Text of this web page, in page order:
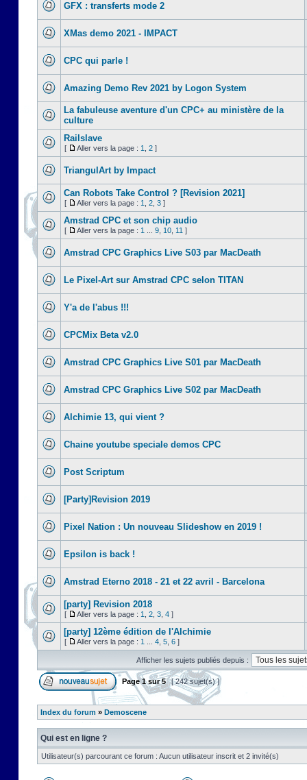
GFX : transferts mode 2
XMas demo 2021 - IMPACT
CPC qui parle !
Amazing Demo Rev 2021 by Logon System
La fabuleuse aventure d'un CPC+ au ministère de la
culture
Railslave
[ Aller vers la page : 1 2 ]
TriangulArt by Impact
Can Robots Take Control ? [Revision 2021]
[ Aller vers la page : 1 2 3 ]
Amstrad CPC et son chip audio
[ Aller vers la page : 1 9 10 11 ]
Amstrad CPC Graphics Live S03 par MacDeath
Le Pixel-Art sur Amstrad CPC selon TITAN
Y'a de l'abus !!!
CPCMix Beta v2.0
Amstrad CPC Graphics Live S01 par MacDeath
Amstrad CPC Graphics Live S02 par MacDeath
Alchimie 13, qui vient ?
Chaine youtube speciale demos CPC
Post Scriptum
[Party]Revision 2019
Pixel Nation : Un nouveau Slideshow en 2019 !
Epsilon is back !
Amstrad Eterno 2018 - 21 et 22 avril - Barcelona
[party] Revision 2018
[ Aller vers la page : 1 2 3 4 ]
[party] 12ème édition de l'Alchimie
[ Aller vers la page : 1 4 5 6 ]
Afficher les sujets publiés depuis :
Page1sur5 [ 242 sujet(s) ]
Index du forum » Demoscene
Qui est en ligne ?
Utilisateur(s) parcourant ce forum : Aucun utilisateur inscrit et 2 invité(s)